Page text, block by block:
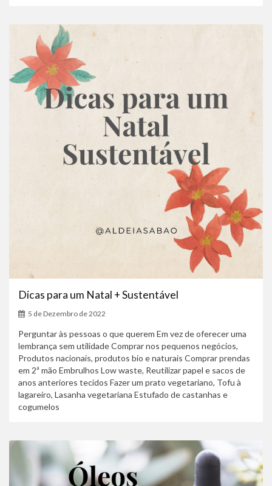
Dicas para um Natal + Sustentável
5 de Dezembro de 2022
Perguntar às pessoas o que querem Em vez de oferecer uma
lembrança sem utilidade Comprar nos pequenos negócios,
Produtos nacionais, produtos bio e naturais Comprar prendas
em 2ª mão Embrulhos Low waste, Reutilizar papel e sacos de
anos anteriores tecidos Fazer um prato vegetariano, Tofu à
lagareiro, Lasanha vegetariana Estufado de castanhas e
cogumelos